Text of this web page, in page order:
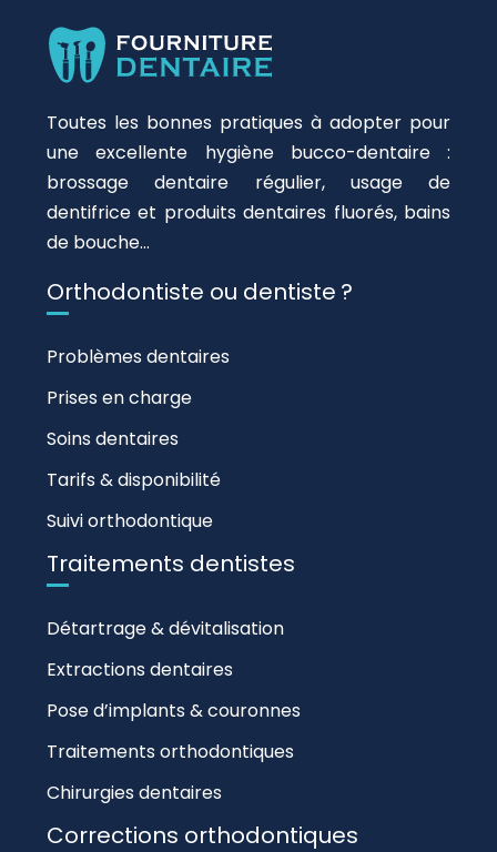
Toutes les bonnes pratiques à adopter pour
une excellente hygiène bucco-dentaire :
brossage dentaire régulier, usage de
dentifrice et produits dentaires fluorés, bains
de bouche…
Orthodontiste ou dentiste ?
Problèmes dentaires
Prises en charge
Soins dentaires
Tarifs & disponibilité
Suivi orthodontique
Traitements dentistes
Détartrage & dévitalisation
Extractions dentaires
Pose d’implants & couronnes
Traitements orthodontiques
Chirurgies dentaires
Corrections orthodontiques